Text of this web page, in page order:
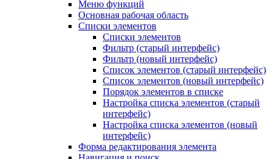
Меню функций
Основная рабочая область
Списки элементов
Списки элементов
Фильтр (старый интерфейс)
Фильтр (новый интерфейс)
Список элементов (старый интерфейс)
Список элементов (новый интерфейс)
Порядок элементов в списке
Настройка списка элементов (старый
интерфейс)
Настройка списка элементов (новый
интерфейс)
Форма редактирования элемента